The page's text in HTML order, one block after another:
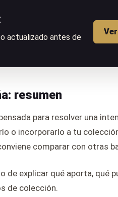
actualizado antes de
resumen
para resolver una
o incorporarlo a tu
comparar con otras
de explicar qué aporta, qué
de colección.